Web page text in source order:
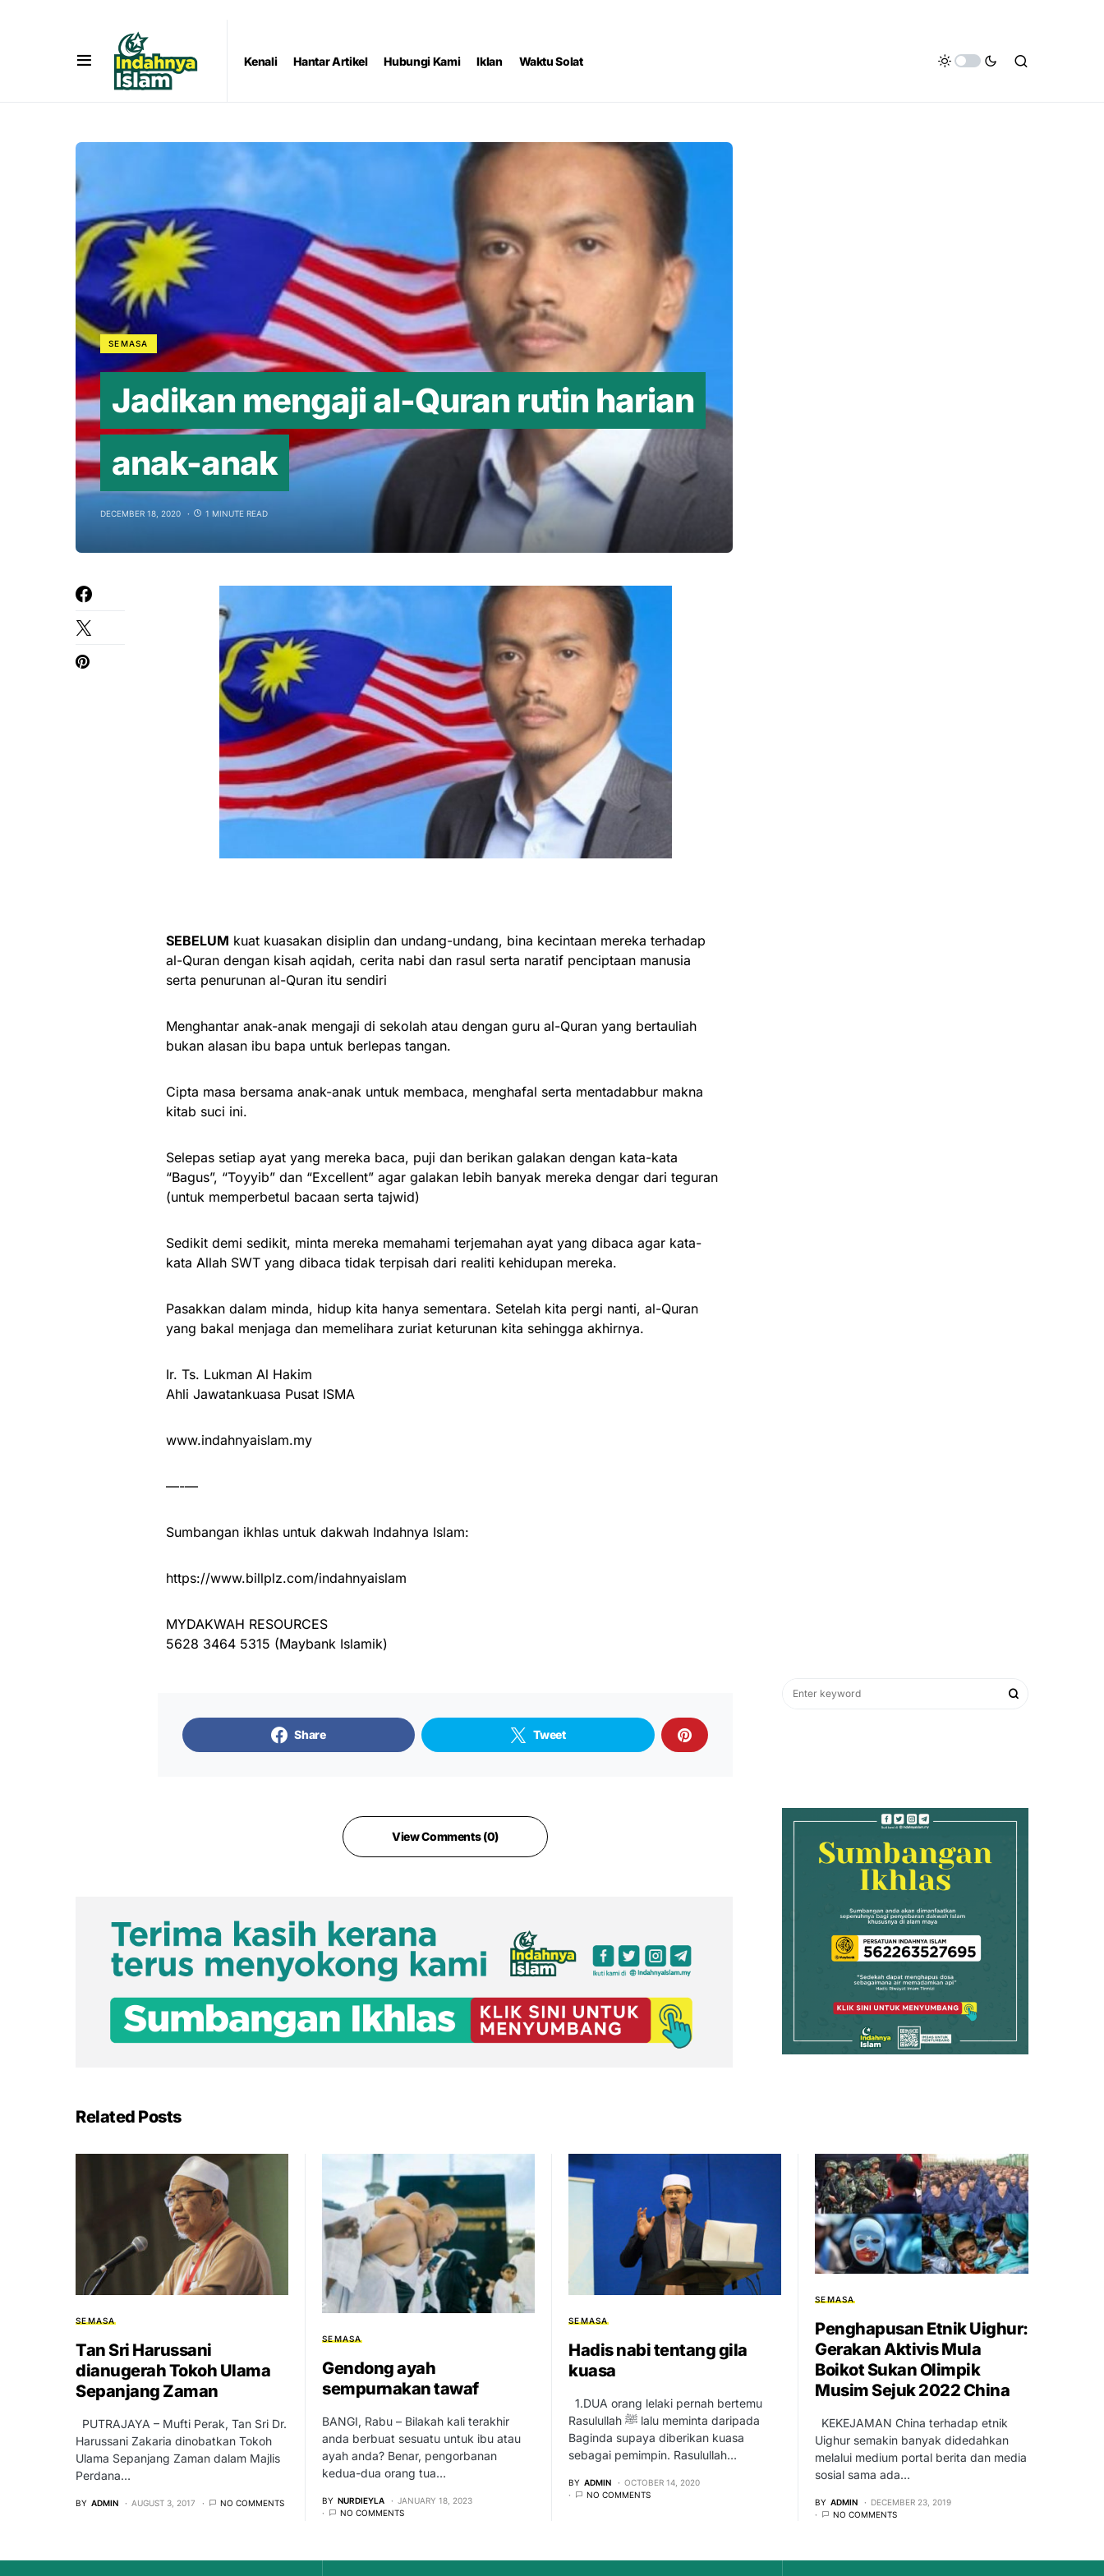
Kenali Hantar Artikel Hubungi Kami Iklan Waktu Solat
SEMASA
Jadikan mengaji al-Quran rutin harian
anak-anak
DECEMBER 18, 2020 1 MINUTE READ
SEBELUM kuat kuasakan disiplin dan undang-undang, bina kecintaan mereka terhadap
al-Quran dengan kisah aqidah, cerita nabi dan rasul serta naratif penciptaan manusia
serta penurunan al-Quran itu sendiri
Menghantar anak-anak mengaji di sekolah atau dengan guru al-Quran yang bertauliah
bukan alasan ibu bapa untuk berlepas tangan.
Cipta masa bersama anak-anak untuk membaca, menghafal serta mentadabbur makna
kitab suci ini.
Selepas setiap ayat yang mereka baca, puji dan berikan galakan dengan kata-kata
“Bagus”, “Toyyib” dan “Excellent” agar galakan lebih banyak mereka dengar dari teguran
(untuk memperbetul bacaan serta tajwid)
Sedikit demi sedikit, minta mereka memahami terjemahan ayat yang dibaca agar kata-
kata Allah SWT yang dibaca tidak terpisah dari realiti kehidupan mereka.
Pasakkan dalam minda, hidup kita hanya sementara. Setelah kita pergi nanti, al-Quran
yang bakal menjaga dan memelihara zuriat keturunan kita sehingga akhirnya.
Ir. Ts. Lukman Al Hakim
Ahli Jawatankuasa Pusat ISMA
www.indahnyaislam.my
—-—
Sumbangan ikhlas untuk dakwah Indahnya Islam:
https://www.billplz.com/indahnyaislam
MYDAKWAH RESOURCES
5628 3464 5315 (Maybank Islamik)
Share Tweet
View Comments (0)
Related Posts
SEMASA
Tan Sri Harussani
dianugerah Tokoh Ulama
Sepanjang Zaman
PUTRAJAYA – Mufti Perak, Tan Sri Dr.
Harussani Zakaria dinobatkan Tokoh
Ulama Sepanjang Zaman dalam Majlis
Perdana…
BY ADMIN AUGUST 3, 2017 NO COMMENTS
SEMASA
Gendong ayah
sempurnakan tawaf
BANGI, Rabu – Bilakah kali terakhir
anda berbuat sesuatu untuk ibu atau
ayah anda? Benar, pengorbanan
kedua-dua orang tua…
BY NURDIEYLA
JANUARY 18, 2023
NO COMMENTS
SEMASA
Hadis nabi tentang gila
kuasa
1.DUA orang lelaki pernah bertemu
Rasulullah ﷺ lalu meminta daripada
Baginda supaya diberikan kuasa
sebagai pemimpin. Rasulullah…
BY ADMIN
OCTOBER 14, 2020
NO COMMENTS
SEMASA
Penghapusan Etnik Uighur:
Gerakan Aktivis Mula
Boikot Sukan Olimpik
Musim Sejuk 2022 China
KEKEJAMAN China terhadap etnik
Uighur semakin banyak didedahkan
melalui medium portal berita dan media
sosial sama ada…
BY ADMIN
DECEMBER 23, 2019
NO COMMENTS